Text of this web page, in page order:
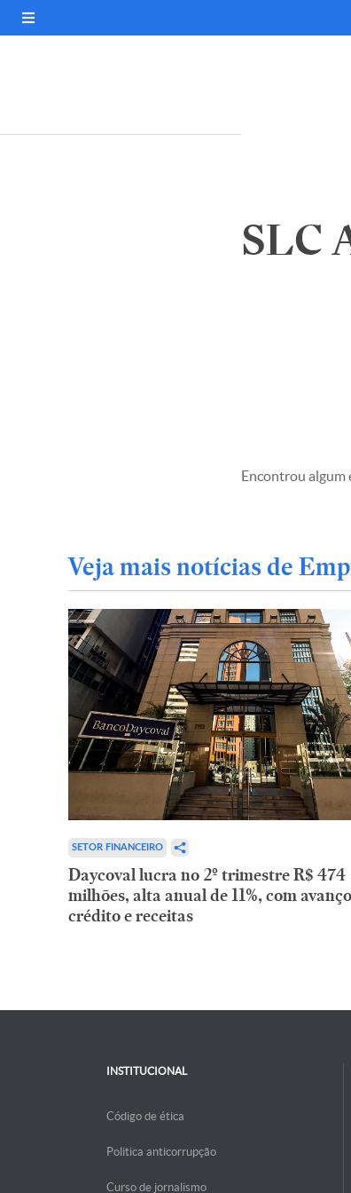
SLC
Encontrou algum
Veja mais notícias de
SETOR FINANCEIRO
Daycoval lucra no 2º trimestre R$ 474
milhões, alta anual de 11%, com
crédito e receitas
INSTITUCIONAL
Código de ética
Politica anticorrupção
Curso de jornalismo